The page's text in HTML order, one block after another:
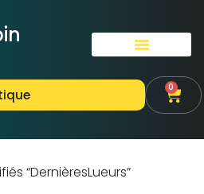
0
“DernièresLueurs”